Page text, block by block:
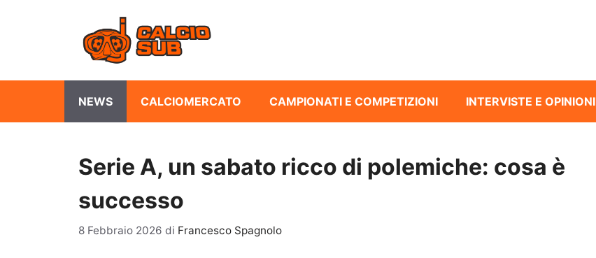
NEWS CALCIOMERCATO CAMPIONATI E COMPETIZIONI INTERVISTE E OPINIONI
Serie A, un sabato ricco di polemiche: cosa è
successo
8 Febbraio 2026 di Francesco Spagnolo